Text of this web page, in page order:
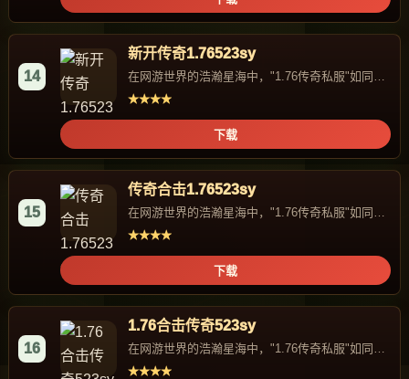
14
新开传奇1.76523sy
在网游世界的浩瀚星海中，"1.76传奇私服"如同一
颗独特的星辰，...
★★★★
下载
15
传奇合击1.76523sy
在网游世界的浩瀚星海中，"1.76传奇私服"如同一
颗独特的星辰，...
★★★★
下载
16
1.76合击传奇523sy
在网游世界的浩瀚星海中，"1.76传奇私服"如同一
颗独特的星辰，...
★★★★